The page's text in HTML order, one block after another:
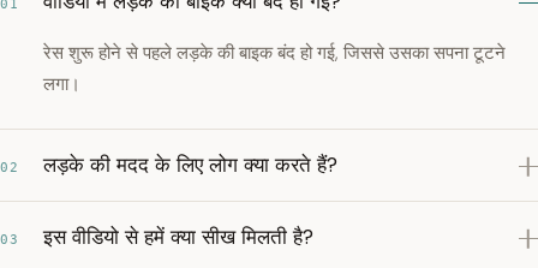
01
रेस शुरू होने से पहले लड़के की बाइक बंद हो गई, जिससे उसका सपना टूटने
लगा।
02 लड़के की मदद के लिए लोग क्या करते हैं?
03 इस वीडियो से हमें क्या सीख मिलती है?